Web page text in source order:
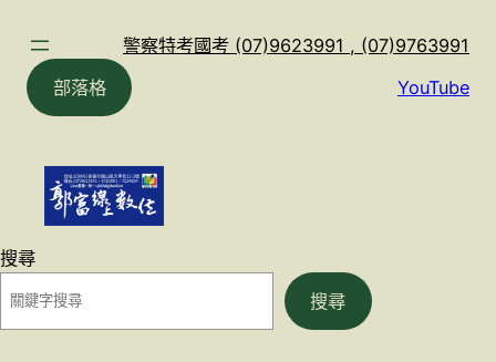
警察特考國考 (07)9623991 , (07)9763991
部落格
YouTube
搜尋
搜尋